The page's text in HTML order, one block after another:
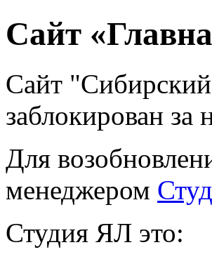
Сайт
Сайт
заблокирован за
Для
менеджером
Студия ЯЛ это: